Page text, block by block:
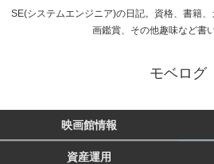
SE(システムエンジニア)の日記。資格、書籍
画鑑賞、その他趣味など書
モベログ
映画館情報
資産運用